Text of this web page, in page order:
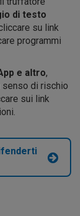
di testo
su link
programmi
e altro,
senso di rischio
sui link